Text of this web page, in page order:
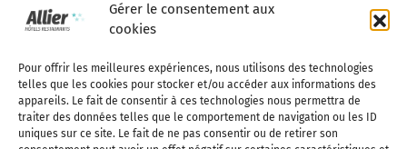
Gérer le consentement aux
cookies
Pour offrir les meilleures expériences, nous utilisons des technologies
telles que les cookies pour stocker et/ou accéder aux informations des
appareils. Le fait de consentir à ces technologies nous permettra de
traiter des données telles que le comportement de navigation ou les ID
uniques sur ce site. Le fait de ne pas consentir ou de retirer son
Qui sommes-nous Publiez votre annonce
Adhérer à l’association Nous contacter